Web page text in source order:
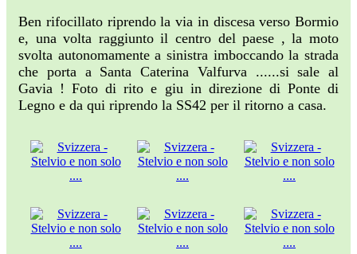
Ben rifocillato riprendo la via in discesa verso Bormio
e, una volta raggiunto il centro del paese , la moto
svolta autonomamente a sinistra imboccando la strada
che porta a Santa Caterina Valfurva ......si sale al
Gavia ! Foto di rito e giu in direzione di Ponte di
Legno e da qui riprendo la SS42 per il ritorno a casa.